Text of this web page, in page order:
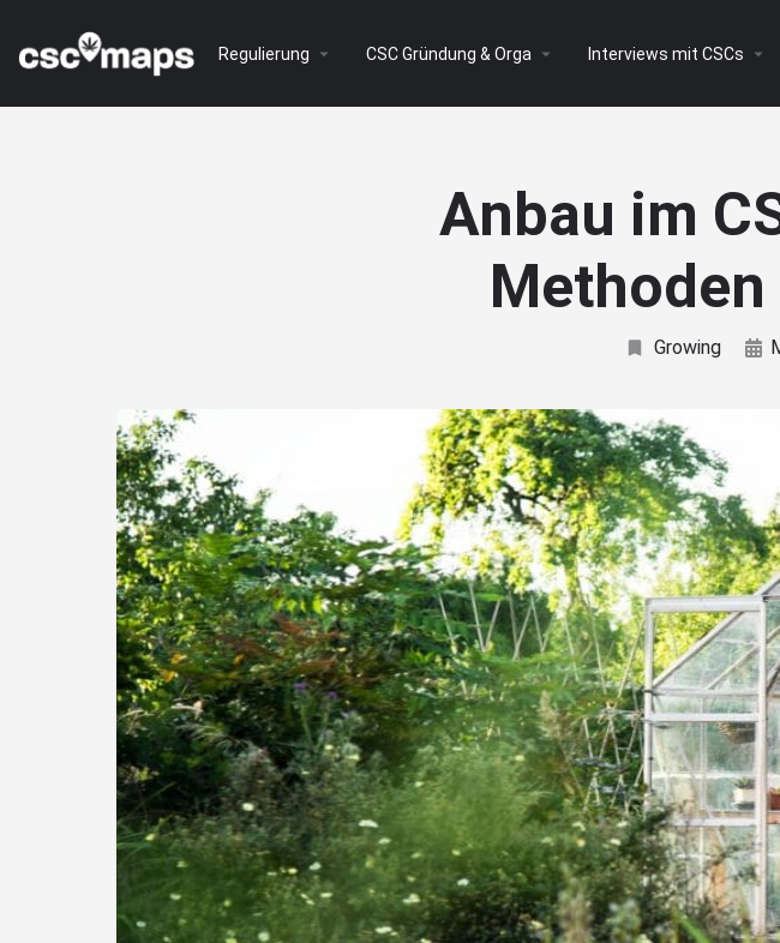
Regulierung CSC Gründung & Orga Interviews mit CSCs
Anbau im
Growing